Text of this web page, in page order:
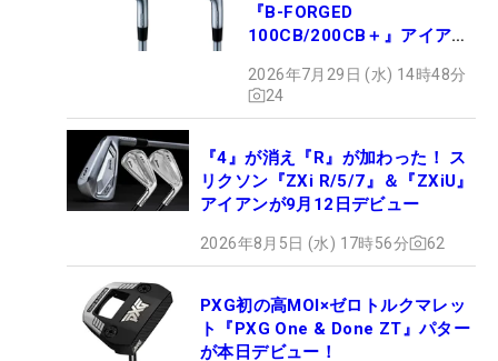
『B-FORGED
100CB/200CB＋』アイアン
2026年7月29日 (水) 14時48分
24
『4』が消え『R』が加わった！ ス
リクソン『ZXi R/5/7』＆『ZXiU』
アイアンが9月12日デビュー
2026年8月5日 (水) 17時56分 62
PXG初の高MOI×ゼロトルクマレッ
ト『PXG One & Done ZT』パター
が本日デビュー！